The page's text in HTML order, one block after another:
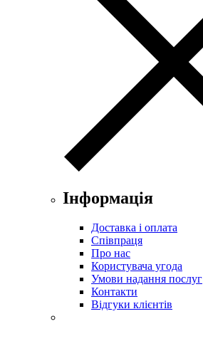
Інформація
Доставка і оплата
Співпраця
Про нас
Користувача угода
Умови надання послуг
Контакти
Відгуки клієнтів